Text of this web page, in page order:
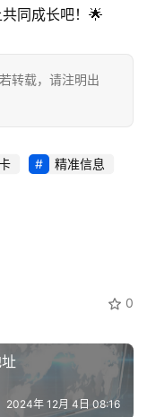
同成长吧！🌟
转载，请注明出
精准信息
0
2024年 12月 4日 08:16